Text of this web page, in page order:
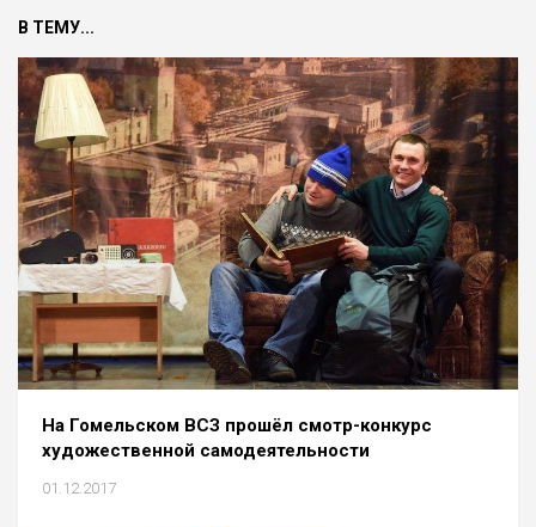
В ТЕМУ...
На Гомельском ВСЗ прошёл смотр-конкурс
художественной самодеятельности
01.12.2017